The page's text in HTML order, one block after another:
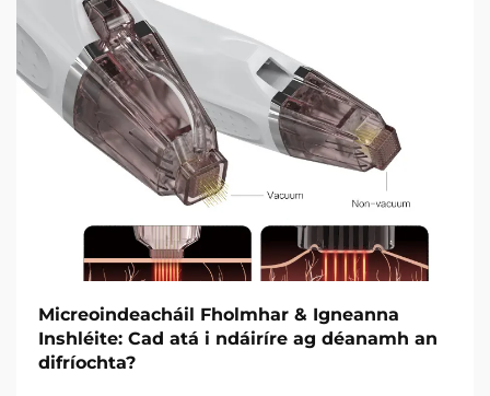
Micreoindeacháil Fholmhar & Igneanna
Inshléite: Cad atá i ndáiríre ag déanamh an
difríochta?